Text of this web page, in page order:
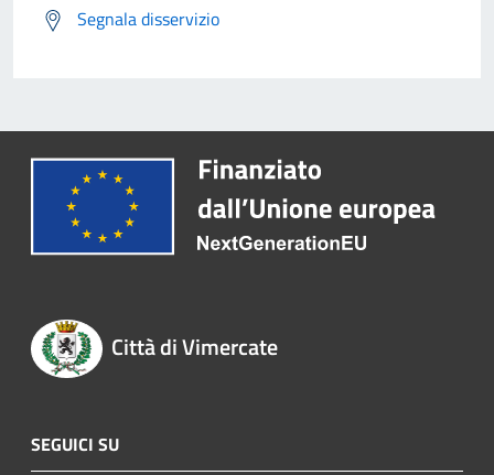
Segnala disservizio
Città di Vimercate
SEGUICI SU